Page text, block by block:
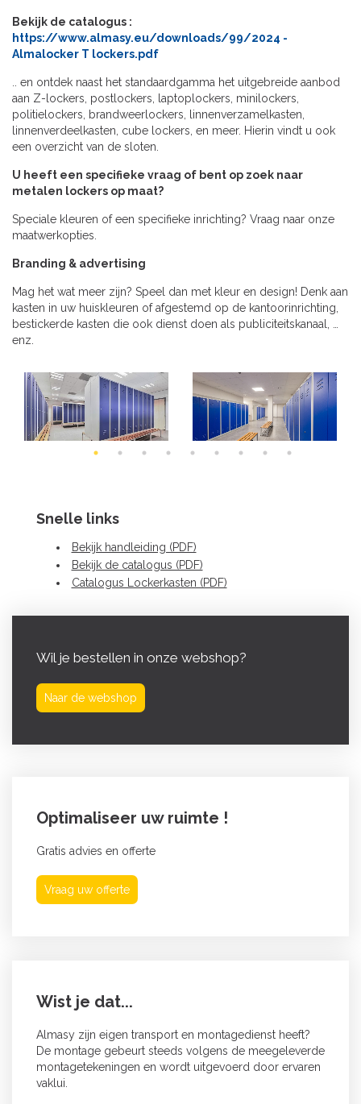
Bekijk de catalogus :
https://www.almasy.eu/downloads/99/2024 -
Almalocker T lockers.pdf
.. en ontdek naast het standaardgamma het uitgebreide aanbod
aan Z-lockers, postlockers, laptoplockers, minilockers,
politielockers, brandweerlockers, linnenverzamelkasten,
linnenverdeelkasten, cube lockers, en meer. Hierin vindt u ook
een overzicht van de sloten.
U heeft een specifieke vraag of bent op zoek naar
metalen lockers op maat?
Speciale kleuren of een specifieke inrichting? Vraag naar onze
maatwerkopties.
Branding & advertising
Mag het wat meer zijn? Speel dan met kleur en design! Denk aan
kasten in uw huiskleuren of afgestemd op de kantoorinrichting,
bestickerde kasten die ook dienst doen als publiciteitskanaal, …
enz.
Snelle links
Bekijk handleiding (PDF)
Bekijk de catalogus (PDF)
Catalogus Lockerkasten (PDF)
Wil je bestellen in onze webshop?
Naar de webshop
Optimaliseer uw ruimte !
Gratis advies en offerte
Vraag uw offerte
Wist je dat...
Almasy zijn eigen transport en montagedienst heeft?
De montage gebeurt steeds volgens de meegeleverde
montagetekeningen en wordt uitgevoerd door ervaren
vaklui.